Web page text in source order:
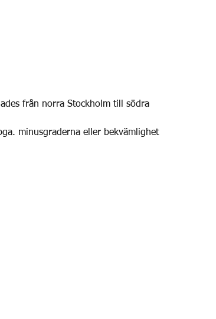
från norra Stockholm till södra
minusgraderna eller bekvämlighet